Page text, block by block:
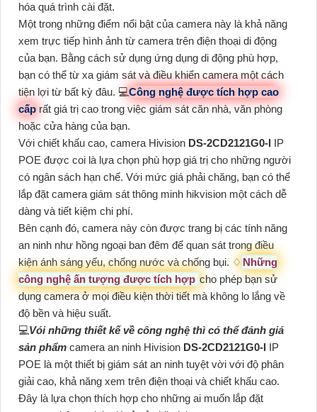
hóa quá trình cài đặt.
Một trong những điểm nổi bật của camera này là khả năng
xem trực tiếp hình ảnh từ camera trên điện thoại di động
của bạn. Bằng cách sử dụng ứng dụng di động phù hợp,
bạn có thể từ xa giám sát và điều khiển camera một cách
tiện lợi từ bất kỳ đâu. 💻Công nghệ được tích hợp cao
cấp rất giá trị cao trong việc giám sát căn nhà, văn phòng
hoặc cửa hàng của bạn.
Với chiết khấu cao, camera Hivision DS-2CD2121G0-I
IP
POE được coi là lựa chọn phù hợp giá trị cho những người
có ngân sách hạn chế. Với mức giá phải chăng, bạn có thể
lắp đặt camera giám sát thông minh hikvision một cách dễ
dàng và tiết kiệm chi phí.
Bên cạnh đó, camera này còn được trang bị các tính năng
an ninh như hồng ngoại ban đêm để quan sát trong điều
kiện ánh sáng yếu, chống nước và chống bụi. ♢ Những
công nghệ ấn tượng được tích hợp cho phép bạn sử
dụng camera ở mọi điều kiện thời tiết mà không lo lắng về
độ bền và hiệu suất.
💻Vói những thiết kế về công nghệ thì có thể đánh giá
sản phẩm camera an ninh Hivision DS-2CD2121G0-I
IP
POE là một thiết bị giám sát an ninh tuyệt vời với độ phân
giải cao, khả năng xem trên điện thoại và chiết khấu cao.
Đây là lựa chọn thích hợp cho những ai muốn lắp đặt